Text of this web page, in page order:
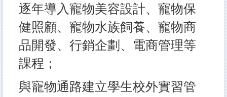
逐年導入寵物美容設計、寵物保
健照顧、寵物水族飼養、寵物商
品開發、行銷企劃、電商管理等
課程；
與寵物通路建立學生校外實習管